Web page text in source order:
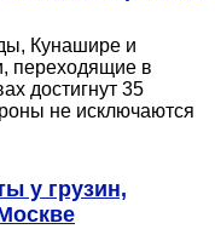
Кунашире и
переходящие в
достигнут 35
не исключаются
у грузин,